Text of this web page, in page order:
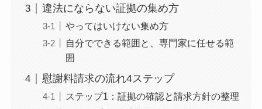
違法にならない証拠の集め方
やってはいけない集め方
自分でできる範囲と、専門家に任せる範
囲
慰謝料請求の流れ4ステップ
ステップ1：証拠の確認と請求方針の整理